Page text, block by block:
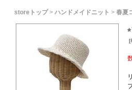
storeトップ> ハンドメイドニット > 春夏
[